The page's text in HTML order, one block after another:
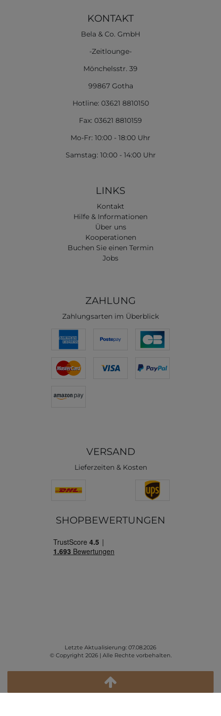
KONTAKT
Bela & Co. GmbH
-Zeitlounge-
Mönchelsstr. 39
99867 Gotha
Hotline: 03621 8810150
Fax: 03621 8810159
Mo-Fr: 10:00 - 18:00 Uhr
Samstag: 10:00 - 14:00 Uhr
LINKS
Kontakt
Hilfe & Informationen
Über uns
Kooperationen
Buchen Sie einen Termin
Jobs
ZAHLUNG
Zahlungsarten im Überblick
VERSAND
Lieferzeiten & Kosten
SHOPBEWERTUNGEN
Letzte Aktualisierung: 07.08.2026
© Copyright 2026 | Alle Rechte vorbehalten.